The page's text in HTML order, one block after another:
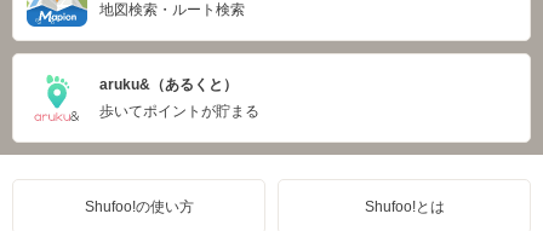
地図検索・ルート検索
aruku&（あるくと）
歩いてポイントが貯まる
Shufoo!の使い方 Shufoo!とは